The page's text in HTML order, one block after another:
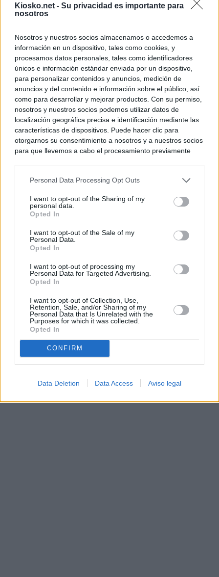
Kiosko.net - Su privacidad es importante para
nosotros
Nosotros y nuestros socios almacenamos o accedemos a
información en un dispositivo, tales como cookies, y
procesamos datos personales, tales como identificadores
únicos e información estándar enviada por un dispositivo,
para personalizar contenidos y anuncios, medición de
anuncios y del contenido e información sobre el público, así
como para desarrollar y mejorar productos. Con su permiso,
nosotros y nuestros socios podemos utilizar datos de
localización geográfica precisa e identificación mediante las
características de dispositivos. Puede hacer clic para
otorgarnos su consentimiento a nosotros y a nuestros socios
para que llevemos a cabo el procesamiento previamente
negar su consentimiento. Tenga en cuenta que algún
de su consentimiento, pero usted tiene el derecho de
rechazar tal procesamiento. Sus preferencias se aplicarán
cualquier momento entrando de nuevo en este sitio web o
visitando nuestra política de privacidad.
Personal Data Processing Opt Outs
I want to opt-out of the Sharing of my
personal data.
Opted In
I want to opt-out of the Sale of my
Personal Data.
Opted In
I want to opt-out of processing my
Personal Data for Targeted Advertising.
Opted In
I want to opt-out of Collection, Use,
Retention, Sale, and/or Sharing of my
Personal Data that Is Unrelated with the
Purposes for which it was collected.
Opted In
CONFIRM
Data Deletion Data Access Aviso legal